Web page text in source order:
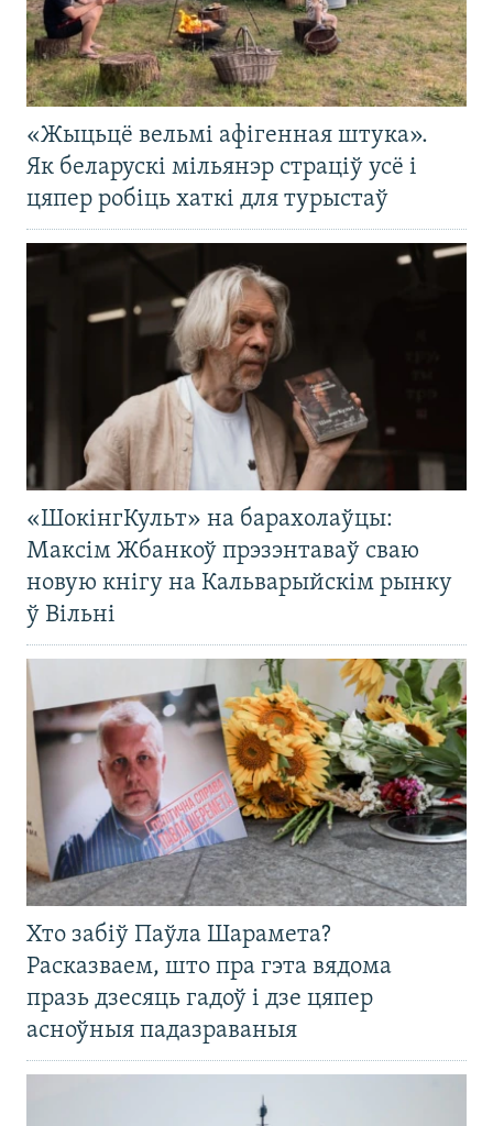
«Жыцьцё вельмі афігенная штука».
Як беларускі мільянэр страціў усё і
цяпер робіць хаткі для турыстаў
«ШокінгКульт» на барахолаўцы:
Максім Жбанкоў прэзэнтаваў сваю
новую кнігу на Кальварыйскім рынку
ў Вільні
Хто забіў Паўла Шарамета?
Расказваем, што пра гэта вядома
празь дзесяць гадоў і дзе цяпер
асноўныя падазраваныя